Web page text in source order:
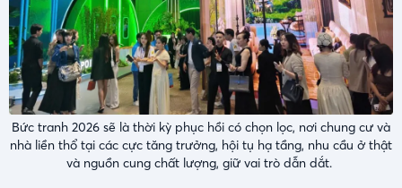
Bức tranh 2026 sẽ là thời kỳ phục hồi có chọn lọc, nơi chung cư và
nhà liền thổ tại các cực tăng trưởng, hội tụ hạ tầng, nhu cầu ở thật
và nguồn cung chất lượng, giữ vai trò dẫn dắt.